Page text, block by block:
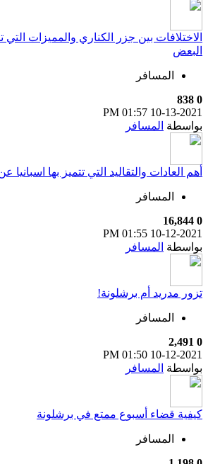
الاختلافات بين جزر الكناري والمميزات
البعض
المسافر
0
838
10-13-2021
01:57 PM
بواسطة المسافر
أهم العادات والتقاليد التي تتميز بها
المسافر
0
16,844
10-12-2021
01:55 PM
بواسطة المسافر
تزور مدريد أم برشلونة!
المسافر
0
2,491
10-12-2021
01:50 PM
بواسطة المسافر
كيفية قضاء أسبوع ممتع في برشلونة
المسافر